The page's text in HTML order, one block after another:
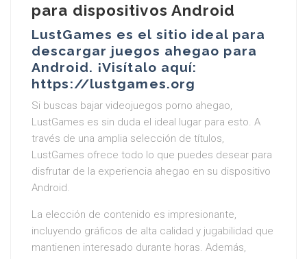
para dispositivos Android
LustGames es el sitio ideal para
descargar juegos ahegao para
Android. ¡Visítalo aquí:
https://lustgames.org
Si buscas bajar videojuegos porno ahegao,
LustGames es sin duda el ideal lugar para esto. A
través de una amplia selección de títulos,
LustGames ofrece todo lo que puedes desear para
disfrutar de la experiencia ahegao en su dispositivo
Android.
La elección de contenido es impresionante,
incluyendo gráficos de alta calidad y jugabilidad que
mantienen interesado durante horas. Además,